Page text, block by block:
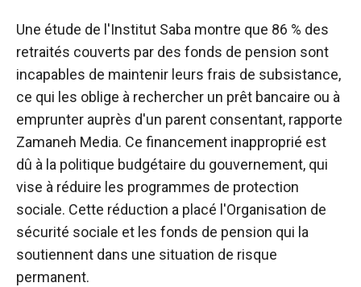
Une étude de l'Institut Saba montre que 86 % des
retraités couverts par des fonds de pension sont
incapables de maintenir leurs frais de subsistance,
ce qui les oblige à rechercher un prêt bancaire ou à
emprunter auprès d'un parent consentant, rapporte
Zamaneh Media. Ce financement inapproprié est
dû à la politique budgétaire du gouvernement, qui
vise à réduire les programmes de protection
sociale. Cette réduction a placé l'Organisation de
sécurité sociale et les fonds de pension qui la
soutiennent dans une situation de risque
permanent.